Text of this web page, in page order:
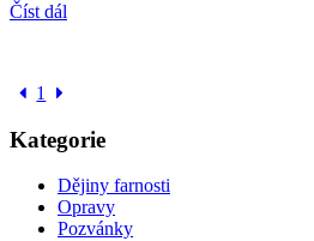
Číst dál
1
Kategorie
Dějiny farnosti
Opravy
Pozvánky